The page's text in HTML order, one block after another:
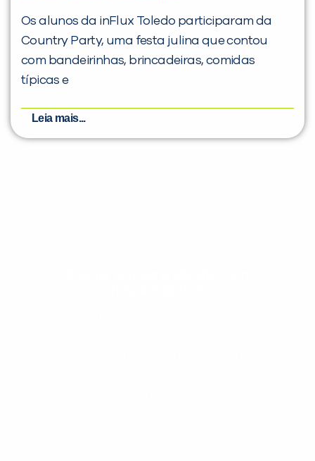
Os alunos da inFlux Toledo participaram da
Country Party, uma festa julina que contou
com bandeirinhas, brincadeiras, comidas
típicas e
Leia mais...